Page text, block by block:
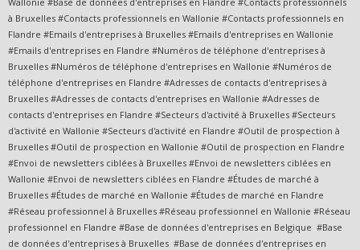
à Bruxelles #Contacts professionnels en Wallonie #Contacts professionnels en
Flandre #Emails d'entreprises à Bruxelles #Emails d'entreprises en Wallonie
#Emails d'entreprises en Flandre #Numéros de téléphone d'entreprises à
Bruxelles #Numéros de téléphone d'entreprises en Wallonie #Numéros de
téléphone d'entreprises en Flandre #Adresses de contacts d'entreprises à
Bruxelles #Adresses de contacts d'entreprises en Wallonie #Adresses de
contacts d'entreprises en Flandre #Secteurs d'activité à Bruxelles #Secteurs
d'activité en Wallonie #Secteurs d'activité en Flandre #Outil de prospection à
Bruxelles #Outil de prospection en Wallonie #Outil de prospection en Flandre
#Envoi de newsletters ciblées à Bruxelles #Envoi de newsletters ciblées en
Wallonie #Envoi de newsletters ciblées en Flandre #Études de marché à
Bruxelles #Études de marché en Wallonie #Études de marché en Flandre
#Réseau professionnel à Bruxelles #Réseau professionnel en Wallonie #Réseau
professionnel en Flandre #Base de données d'entreprises en Belgique #Base
de données d'entreprises à Bruxelles #Base de données d'entreprises en